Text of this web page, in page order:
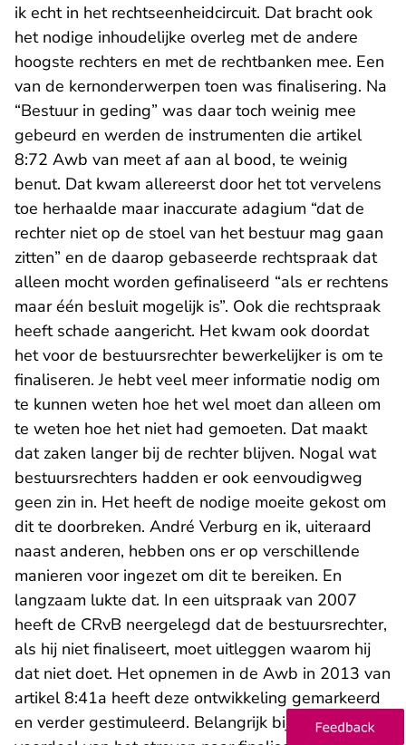
ik echt in het rechtseenheidcircuit. Dat bracht ook
het nodige inhoudelijke overleg met de andere
hoogste rechters en met de rechtbanken mee. Een
van de kernonderwerpen toen was finalisering. Na
“Bestuur in geding” was daar toch weinig mee
gebeurd en werden de instrumenten die artikel
8:72 Awb van meet af aan al bood, te weinig
benut. Dat kwam allereerst door het tot vervelens
toe herhaalde maar inaccurate adagium “dat de
rechter niet op de stoel van het bestuur mag gaan
zitten” en de daarop gebaseerde rechtspraak dat
alleen mocht worden gefinaliseerd “als er rechtens
maar één besluit mogelijk is”. Ook die rechtspraak
heeft schade aangericht. Het kwam ook doordat
het voor de bestuursrechter bewerkelijker is om te
finaliseren. Je hebt veel meer informatie nodig om
te kunnen weten hoe het wel moet dan alleen om
te weten hoe het niet had gemoeten. Dat maakt
dat zaken langer bij de rechter blijven. Nogal wat
bestuursrechters hadden er ook eenvoudigweg
geen zin in. Het heeft de nodige moeite gekost om
dit te doorbreken. André Verburg en ik, uiteraard
naast anderen, hebben ons er op verschillende
manieren voor ingezet om dit te bereiken. En
langzaam lukte dat. In een uitspraak van 2007
heeft de CRvB neergelegd dat de bestuursrechter,
als hij niet finaliseert, moet uitleggen waarom hij
dat niet doet. Het opnemen in de Awb in 2013 van
artikel 8:41a heeft deze ontwikkeling gemarkeerd
en verder gestimuleerd. Belangrijk bijkomend